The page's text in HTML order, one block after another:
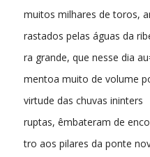
muitos milhares de toros,
rastados pelas águas da
ra grande, que nesse dia
mentoa muito de volume
virtude das chuvas ininters
ruptas, êmbateram de
tro aos pilares da ponte